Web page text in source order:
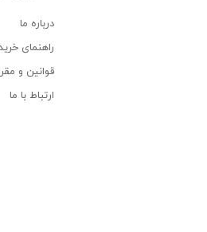
درباره ما
راهنمای
قوانین و
ارتباط با ما